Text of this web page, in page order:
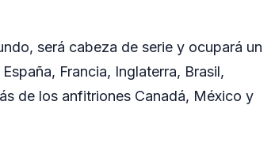
será cabeza de serie y ocupará un
Francia, Inglaterra, Brasil,
de los anfitriones Canadá, México y